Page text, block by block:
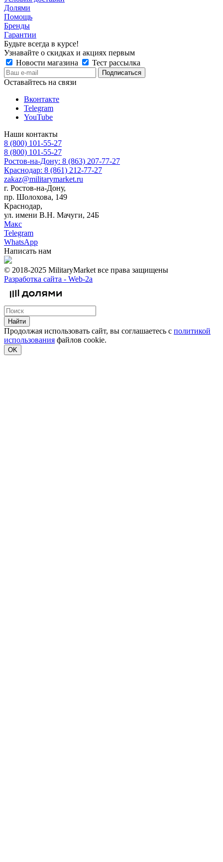
Долями
Помощь
Бренды
Гарантии
Будьте всегда в курсе!
Узнавайте о скидках и акциях первым
Новости магазина
Тест рассылка
Оставайтесь на связи
Вконтакте
Telegram
YouTube
Наши контакты
8 (800) 101-55-27
8 (800) 101-55-27
Ростов-на-Дону: 8 (863) 207-77-27
Краснодар: 8 (861) 212-77-27
zakaz@militarymarket.ru
г. Ростов-на-Дону,
пр. Шолохова, 149
Краснодар,
ул. имени В.Н. Мачуги, 24Б
Макс
Telegram
WhatsApp
Написать нам
© 2018-2025 MilitaryMarket все права защищены
Разработка сайта - Web-2a
Найти
Продолжая использовать сайт, вы соглашаетесь с политикой
использования файлов cookie.
OK